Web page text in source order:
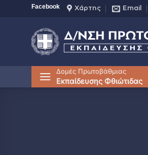
Μετάβαση
περιεχόμενο
Facebook Χάρτης Email
Δομές Πρωτοβάθμιας
Εκπαίδευσης Φθιώτιδας